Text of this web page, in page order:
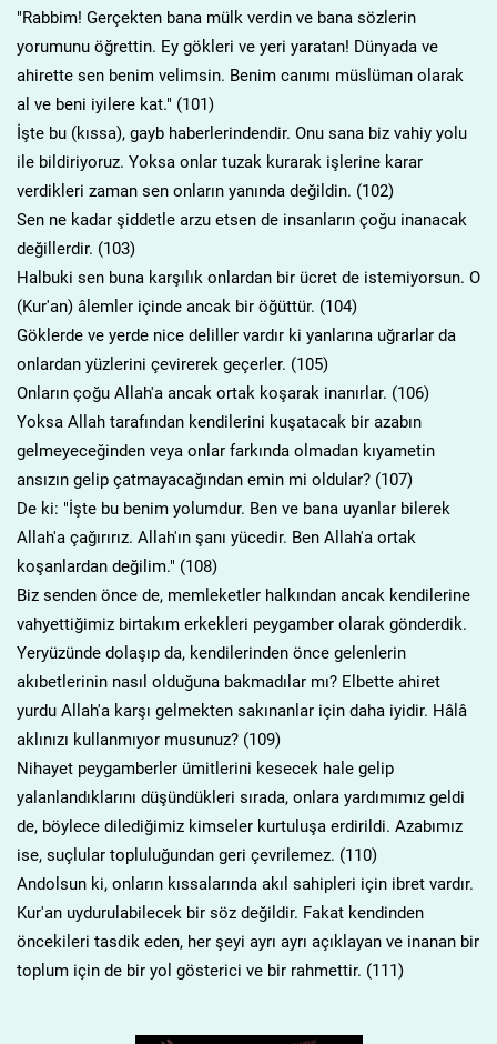
"Rabbim! Gerçekten bana mülk verdin ve bana sözlerin
yorumunu öğrettin. Ey gökleri ve yeri yaratan! Dünyada ve
ahirette sen benim velimsin. Benim canımı müslüman olarak
al ve beni iyilere kat." (101)
İşte bu (kıssa), gayb haberlerindendir. Onu sana biz vahiy yolu
ile bildiriyoruz. Yoksa onlar tuzak kurarak işlerine karar
verdikleri zaman sen onların yanında değildin. (102)
Sen ne kadar şiddetle arzu etsen de insanların çoğu inanacak
değillerdir. (103)
Halbuki sen buna karşılık onlardan bir ücret de istemiyorsun. O
(Kur'an) âlemler içinde ancak bir öğüttür. (104)
Göklerde ve yerde nice deliller vardır ki yanlarına uğrarlar da
onlardan yüzlerini çevirerek geçerler. (105)
Onların çoğu Allah'a ancak ortak koşarak inanırlar. (106)
Yoksa Allah tarafından kendilerini kuşatacak bir azabın
gelmeyeceğinden veya onlar farkında olmadan kıyametin
ansızın gelip çatmayacağından emin mi oldular? (107)
De ki: "İşte bu benim yolumdur. Ben ve bana uyanlar bilerek
Allah'a çağırırız. Allah'ın şanı yücedir. Ben Allah'a ortak
koşanlardan değilim." (108)
Biz senden önce de, memleketler halkından ancak kendilerine
vahyettiğimiz birtakım erkekleri peygamber olarak gönderdik.
Yeryüzünde dolaşıp da, kendilerinden önce gelenlerin
akıbetlerinin nasıl olduğuna bakmadılar mı? Elbette ahiret
yurdu Allah'a karşı gelmekten sakınanlar için daha iyidir. Hâlâ
aklınızı kullanmıyor musunuz? (109)
Nihayet peygamberler ümitlerini kesecek hale gelip
yalanlandıklarını düşündükleri sırada, onlara yardımımız geldi
de, böylece dilediğimiz kimseler kurtuluşa erdirildi. Azabımız
ise, suçlular topluluğundan geri çevrilemez. (110)
Andolsun ki, onların kıssalarında akıl sahipleri için ibret vardır.
Kur'an uydurulabilecek bir söz değildir. Fakat kendinden
öncekileri tasdik eden, her şeyi ayrı ayrı açıklayan ve inanan bir
toplum için de bir yol gösterici ve bir rahmettir. (111)